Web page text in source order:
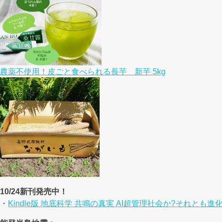
農薬不使用！皮ごと食べられる長芋 新芋 5kg
10/24新刊発売中！
・ Kindle版 地底科学 共鳴の真実 AI超管理社会か?それとも進